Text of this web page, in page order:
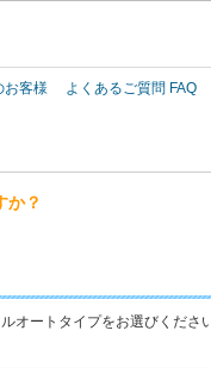
お客様 よくあるご質問 FAQ
か？
オートタイプをお選びください